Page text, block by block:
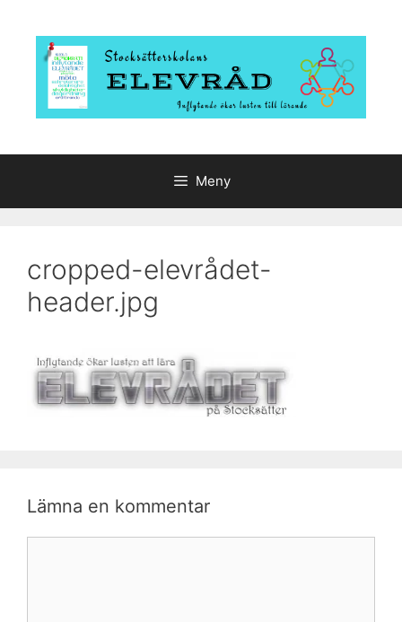
innehåll
Meny
cropped-elevrådet-
header.jpg
Lämna en kommentar